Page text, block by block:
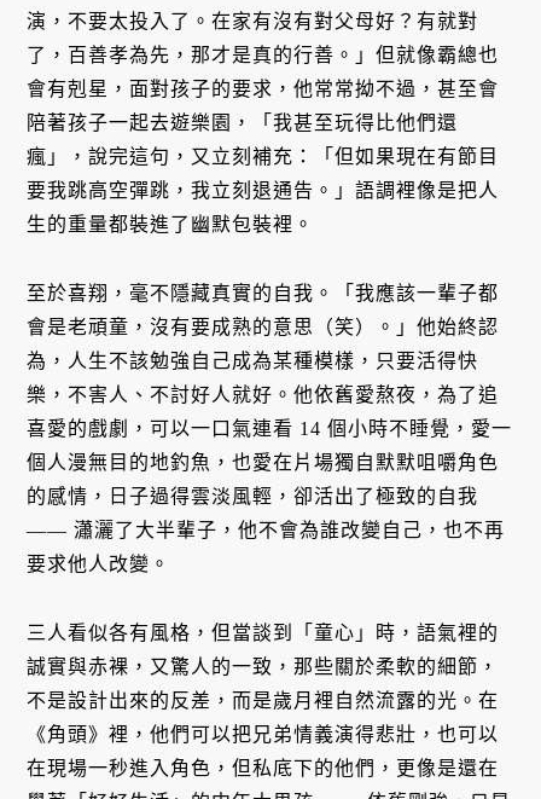
演，不要太投入了。在家有沒有對父母好？有就對
了，百善孝為先，那才是真的行善。」但就像霸總也
會有剋星，面對孩子的要求，他常常拗不過，甚至會
陪著孩子一起去遊樂園，「我甚至玩得比他們還
瘋」，說完這句，又立刻補充：「但如果現在有節目
要我跳高空彈跳，我立刻退通告。」語調裡像是把人
生的重量都裝進了幽默包裝裡。
至於喜翔，毫不隱藏真實的自我。「我應該一輩子都
會是老頑童，沒有要成熟的意思（笑）。」他始終認
為，人生不該勉強自己成為某種模樣，只要活得快
樂，不害人、不討好人就好。他依舊愛熬夜，為了追
喜愛的戲劇，可以一口氣連看 14 個小時不睡覺，愛一
個人漫無目的地釣魚，也愛在片場獨自默默咀嚼角色
的感情，日子過得雲淡風輕，卻活出了極致的自我
—— 瀟灑了大半輩子，他不會為誰改變自己，也不再
要求他人改變。
三人看似各有風格，但當談到「童心」時，語氣裡的
誠實與赤裸，又驚人的一致，那些關於柔軟的細節，
不是設計出來的反差，而是歲月裡自然流露的光。在
《角頭》裡，他們可以把兄弟情義演得悲壯，也可以
在現場一秒進入角色，但私底下的他們，更像是還在